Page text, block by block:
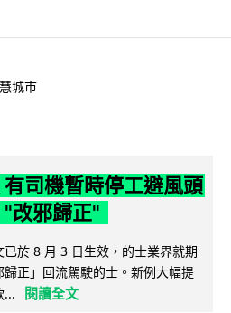
城市
司機暫時停工避風頭
"改邪歸正"
於 8 月 3 日生效，的士業界就期
正」回流駕駛的士。新例大幅提
...
閱讀全文